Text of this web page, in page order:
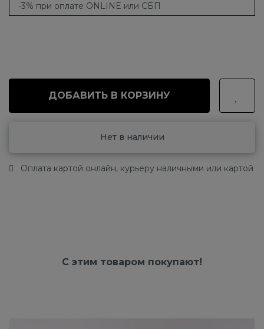
-3% при оплате ONLINE или СБП
ДОБАВИТЬ В КОРЗИНУ
Нет в наличии
Оплата картой онлайн, курьеру наличными или картой
С этим товаром покупают!